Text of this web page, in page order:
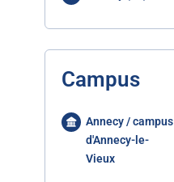
Campus
Annecy / campus
d'Annecy-le-
Vieux